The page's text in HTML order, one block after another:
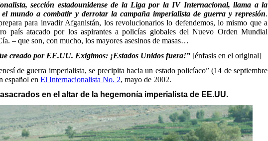
sección estadounidense de la Liga por la IV Internacional, llama a la
mundo a combatir y derrotar la campaña imperialista de guerra y represión.
para invadir Afganistán, los revolucionarios lo defendemos, lo mismo que a
país atacado por los aspirantes a policías globales del Nuevo Orden Mundial
– que son, con mucho, los mayores asesinos de masas…
creado por EE.UU. Exigimos: ¡Estados Unidos fuera!” [énfasis en el original]
de guerra imperialista, se precipita hacia un estado policíaco” (14 de septiembre
español en El Internacionalista No. 2, mayo de 2002.
en el altar de la hegemonía imperialista de EE.UU.